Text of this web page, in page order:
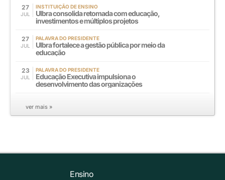
27
JUL
INSTITUIÇÃO DE ENSINO
Ulbra consolida retomada com educação,
investimentos e múltiplos projetos
27
JUL
PALAVRA DO PRESIDENTE
Ulbra fortalece a gestão pública por meio da
educação
23
JUL
PALAVRA DO PRESIDENTE
Educação Executiva impulsiona o
desenvolvimento das organizações
ver mais »
Ensino